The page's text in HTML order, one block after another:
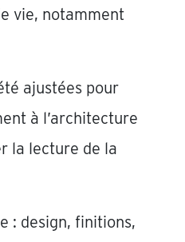
vie, notamment
ajustées pour
à l’architecture
la lecture de la
: design, finitions,